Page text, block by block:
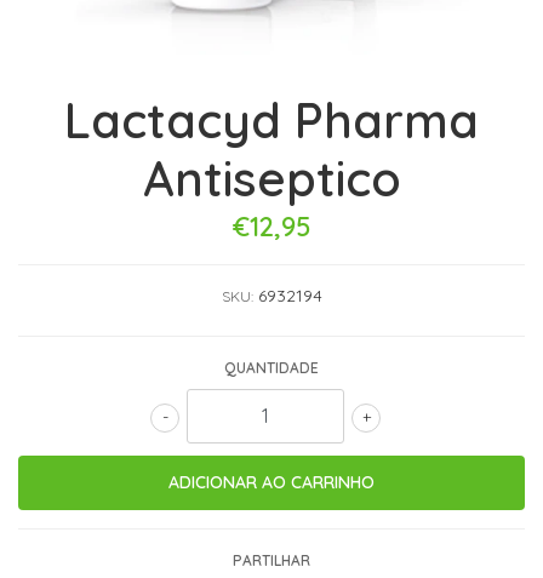
Lactacyd Pharma
Antiseptico
€12,95
SKU: 6932194
QUANTIDADE
+
-
PARTILHAR